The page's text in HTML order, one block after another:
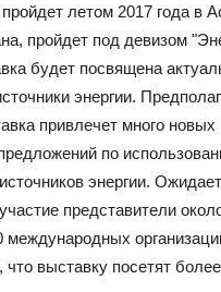
летом 2017 года в
пройдет под девизом
будет посвящена
энергии.
привлечет много новых
по
энергии.
представители
международных
выставку посетят